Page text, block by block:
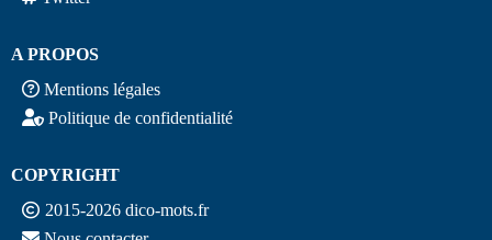
A PROPOS
Mentions légales
Politique de confidentialité
COPYRIGHT
2015-2026 dico-mots.fr